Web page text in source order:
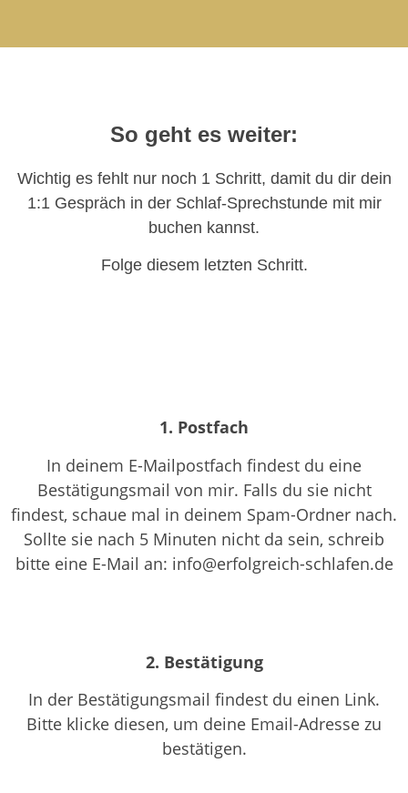
So geht es weiter:
Wichtig es fehlt nur noch 1 Schritt, damit du dir dein
1:1 Gespräch in der Schlaf-Sprechstunde mit mir
buchen kannst.
Folge diesem letzten Schritt.
1. Postfach
In deinem E-Mailpostfach findest du eine
Bestätigungsmail von mir. Falls du sie nicht
findest, schaue mal in deinem Spam-Ordner nach.
Sollte sie nach 5 Minuten nicht da sein, schreib
bitte eine E-Mail an: info@erfolgreich-schlafen.de
2. Bestätigung​
In der Bestätigungsmail findest du einen Link.
Bitte klicke diesen, um deine Email-Adresse zu
bestätigen.